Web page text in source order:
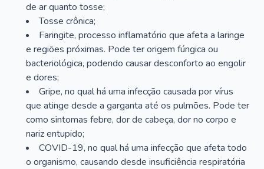
de ar quanto tosse;
Tosse crônica;
Faringite, processo inflamatório que afeta a laringe
e regiões próximas. Pode ter origem fúngica ou
bacteriológica, podendo causar desconforto ao engolir
e dores;
Gripe, no qual há uma infecção causada por vírus
que atinge desde a garganta até os pulmões. Pode ter
como sintomas febre, dor de cabeça, dor no corpo e
nariz entupido;
COVID-19, no qual há uma infecção que afeta todo
o organismo, causando desde insuficiência respiratória